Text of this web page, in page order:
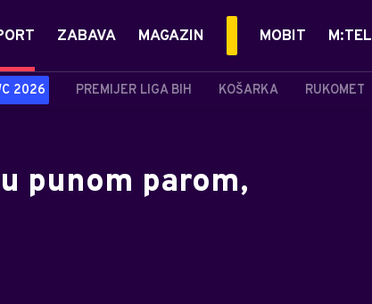
2026 PREMIJER LIGA BIH KOŠARKA RUKOMET
ZABAVA MAGAZIN MOBIT M:TEL
punom parom,